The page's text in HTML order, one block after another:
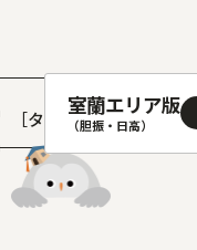
［タテルベ］
室蘭エリア版
（胆振・日高）
AREA